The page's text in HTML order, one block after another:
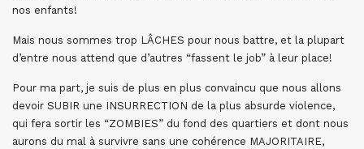
nos enfants!
Mais nous sommes trop LÂCHES pour nous battre, et la plupart
d’entre nous attend que d’autres “fassent le job” à leur place!
Pour ma part, je suis de plus en plus convaincu que nous allons
devoir SUBIR une INSURRECTION de la plus absurde violence,
qui fera sortir les “ZOMBIES” du fond des quartiers et dont nous
aurons du mal à survivre sans une cohérence MAJORITAIRE,